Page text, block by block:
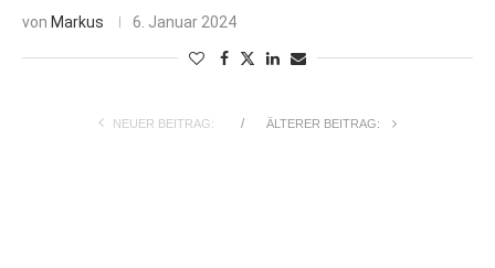
von Markus 6. Januar 2024
NEUER BEITRAG: ÄLTERER BEITRAG: